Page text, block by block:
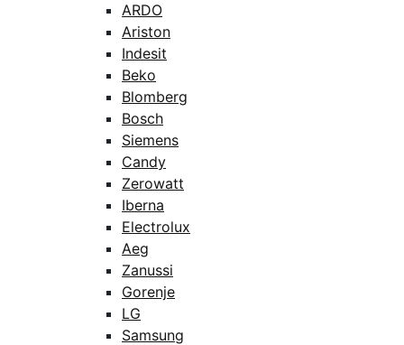
ARDO
Ariston
Indesit
Beko
Blomberg
Bosch
Siemens
Candy
Zerowatt
Iberna
Electrolux
Aeg
Zanussi
Gorenje
LG
Samsung